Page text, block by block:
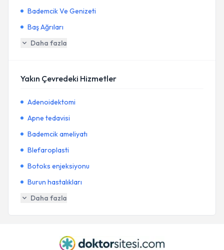
Bademcik Ve Genizeti
Baş Ağrıları
Daha fazla
Yakın Çevredeki Hizmetler
Adenoidektomi
Apne tedavisi
Bademcik ameliyatı
Blefaroplasti
Botoks enjeksiyonu
Burun hastalıkları
Daha fazla